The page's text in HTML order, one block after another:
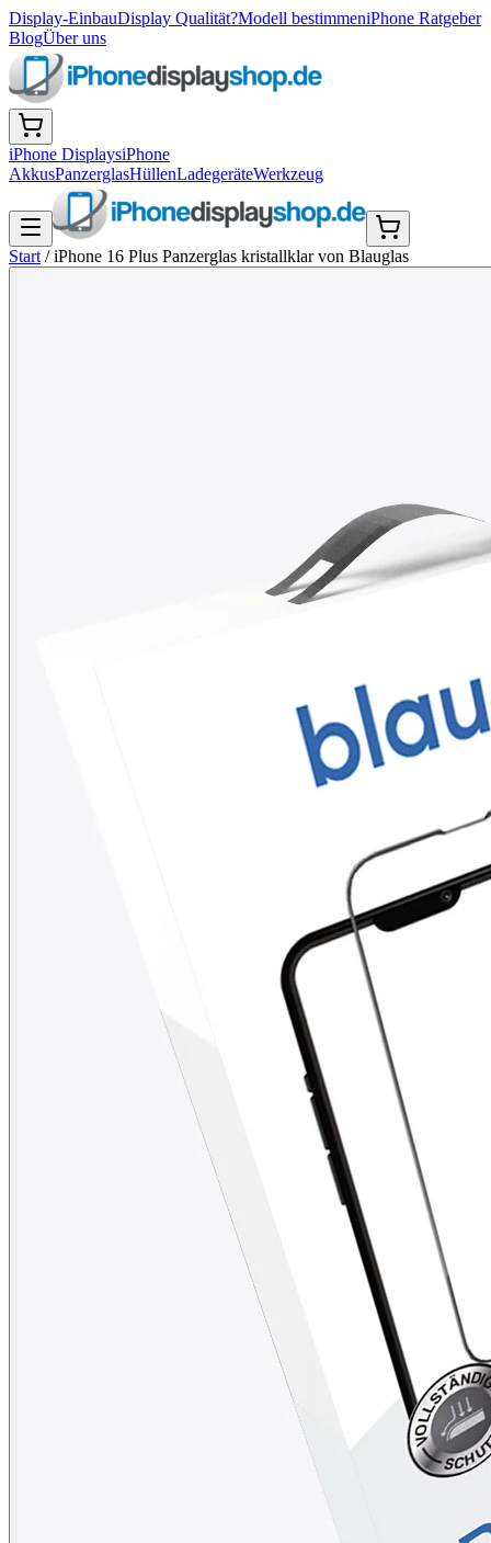
Display-EinbauDisplay Qualität?Modell bestimmeniPhone Ratgeber
BlogÜber uns
iPhone DisplaysiPhone
AkkusPanzerglasHüllenLadegeräteWerkzeug
Start /iPhone 16 Plus Panzerglas kristallklar von Blauglas